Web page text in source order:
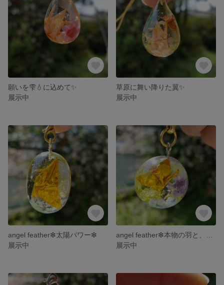
願いを雫💧に込めて✨
展示中
草原に舞い降りた翼✨
展示中
angel feather❇太陽パワー❇
展示中
展示中